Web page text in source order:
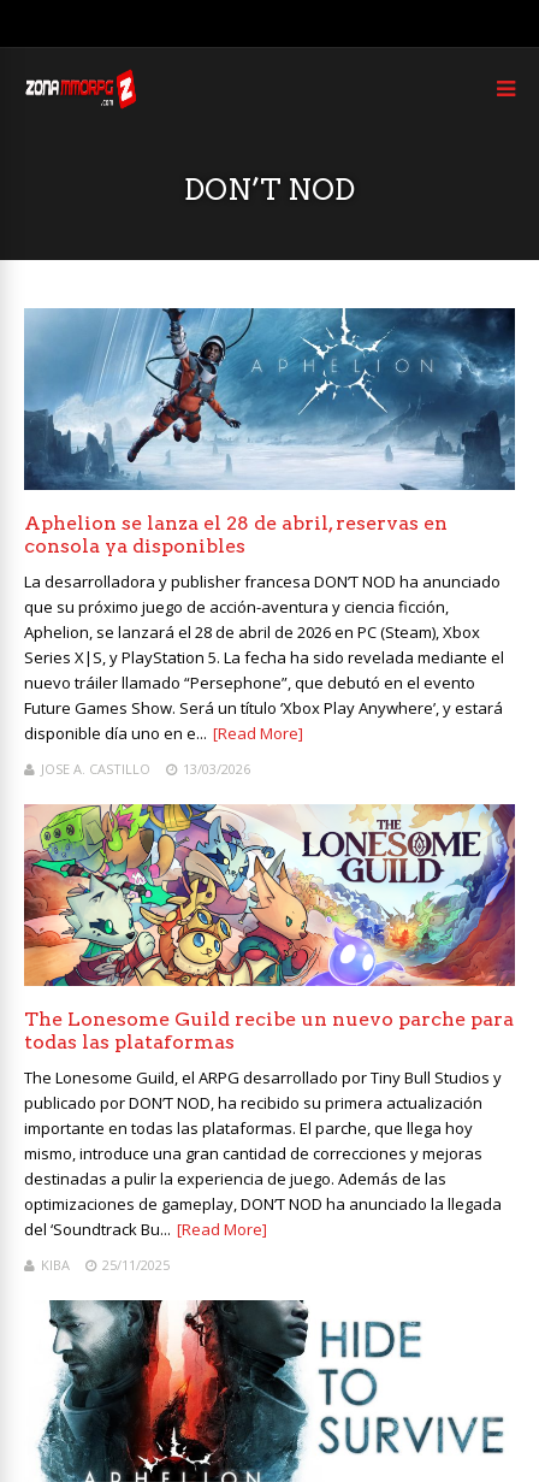
DON’T NOD
Aphelion se lanza el 28 de abril, reservas en
consola ya disponibles
La desarrolladora y publisher francesa DON’T NOD ha anunciado
que su próximo juego de acción-aventura y ciencia ficción,
Aphelion, se lanzará el 28 de abril de 2026 en PC (Steam), Xbox
Series X|S, y PlayStation 5. La fecha ha sido revelada mediante el
nuevo tráiler llamado “Persephone”, que debutó en el evento
Future Games Show. Será un título ‘Xbox Play Anywhere’, y estará
disponible día uno en e... [Read More]
JOSE A. CASTILLO 13/03/2026
The Lonesome Guild recibe un nuevo parche para
todas las plataformas
The Lonesome Guild, el ARPG desarrollado por Tiny Bull Studios y
publicado por DON’T NOD, ha recibido su primera actualización
importante en todas las plataformas. El parche, que llega hoy
mismo, introduce una gran cantidad de correcciones y mejoras
destinadas a pulir la experiencia de juego. Además de las
optimizaciones de gameplay, DON’T NOD ha anunciado la llegada
del ‘Soundtrack Bu... [Read More]
KIBA 25/11/2025